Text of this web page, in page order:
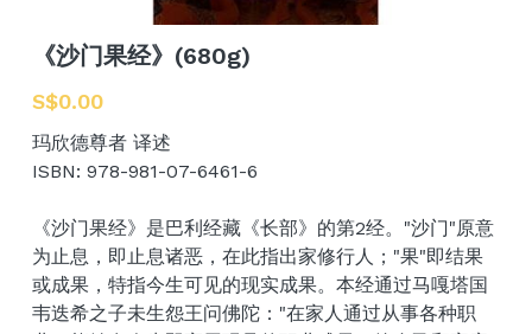
Login/Register
《沙门果经》(680g)
S$0.00
玛欣德尊者 译述
ISBN: 978-981-07-6461-6
《沙门果经》是巴利经藏《长部》的第2经。"沙门"原意
为止息，即止息诸恶，在此指出家修行人；"果"即结果
或成果，特指今生可见的现实成果。本经通过马嘎塔国
韦迭希之子未生怨王问佛陀："在家人通过从事各种职